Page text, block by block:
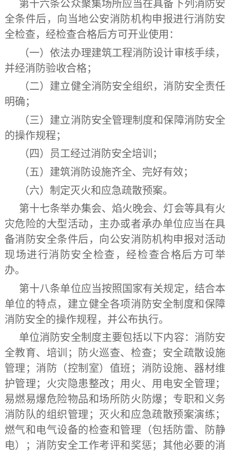
第十六条公众聚集场所应当在具备下列消防安
全条件后，向当地公安消防机构申报进行消防安
全检查，经检查合格后方可开业使用：
（一）依法办理建筑工程消防设计审核手续，
并经消防验收合格；
（二）建立健全消防安全组织，消防安全责任
明确；
（三）建立消防安全管理制度和保障消防安全
的操作规程；
（四）员工经过消防安全培训；
（五）建筑消防设施齐全、完好有效；
（六）制定灭火和应急疏散预案。
第十七条举办集会、焰火晚会、灯会等具有火
灾危险的大型活动，主办或者承办单位应当在具
备消防安全条件后，向公安消防机构申报对活动
现场进行消防安全检查，经检查合格后方可举
办。
第十八条单位应当按照国家有关规定，结合本
单位的特点，建立健全各项消防安全制度和保障
消防安全的操作规程，并公布执行。
单位消防安全制度主要包括以下内容：消防安
全教育、培训；防火巡查、检查；安全疏散设施
管理；消防（控制室）值班；消防设施、器材维
护管理；火灾隐患整改；用火、用电安全管理；
易燃易爆危险物品和场所防火防爆；专职和义务
消防队的组织管理；灭火和应急疏散预案演练；
燃气和电气设备的检查和管理（包括防雷、防静
电）；消防安全工作考评和奖惩；其他必要的消